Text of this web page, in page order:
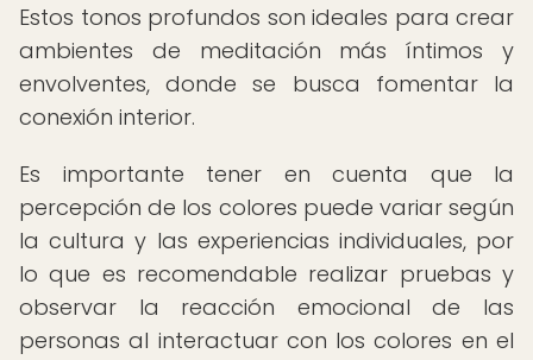
Estos tonos profundos son ideales para crear
ambientes de meditación más íntimos y
envolventes, donde se busca fomentar la
conexión interior.
Es importante tener en cuenta que la
percepción de los colores puede variar según
la cultura y las experiencias individuales, por
lo que es recomendable realizar pruebas y
observar la reacción emocional de las
personas al interactuar con los colores en el